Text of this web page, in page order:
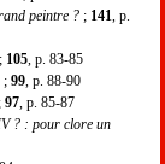
peintre ? ; 141 , p.
; 105 , p. 83-85
; 99 , p. 88-90
; 97 , p. 85-87
? : pour clore un